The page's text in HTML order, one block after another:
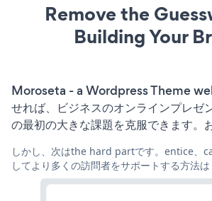
Remove the
Building Your
Moroseta - a Wordpress Theme
せれば、ビジネスのオンラインプレゼ
の最初の大きな課題を克服できます。
しかし、次はthe hard partです。entice、
してより多くの訪問者をサポートする方法は